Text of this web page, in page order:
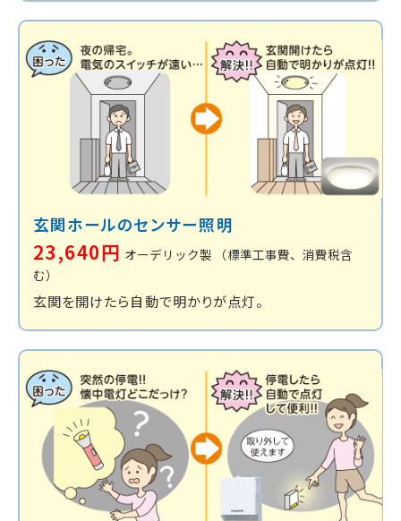
玄関ホールのセンサー照明
23,640円 オーデリック製 （標準工事費、消費税含
む）
玄関を開けたら自動で明かりが点灯。